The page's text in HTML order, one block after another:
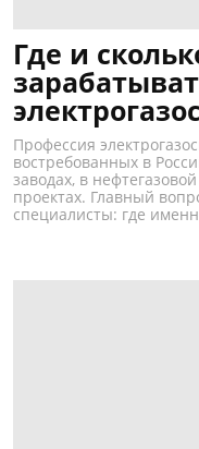
Где и
Профессия
востребованных в
заводах, в
проектах. Главный
специалисты: где